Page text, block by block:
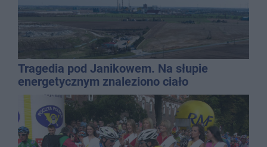
Tragedia pod Janikowem. Na słupie
energetycznym znaleziono ciało
mężczyzny